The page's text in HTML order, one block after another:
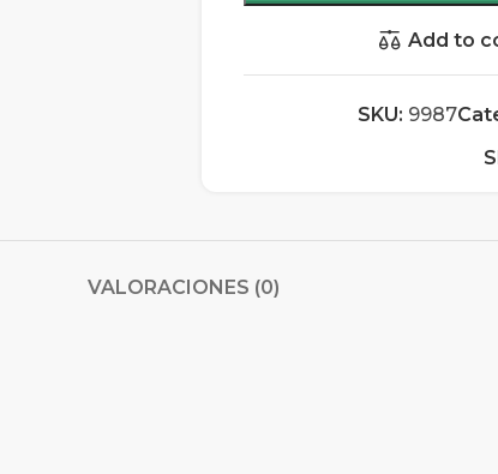
Add to
SKU: 9987
VALORACIONES (0)